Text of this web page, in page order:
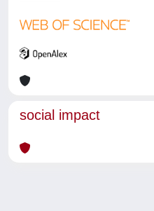
social impact